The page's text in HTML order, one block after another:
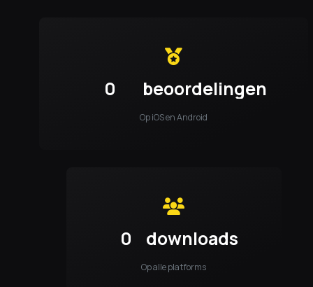
0 beoordelingen
Op iOS en Android
0 downloads
Op alle platforms